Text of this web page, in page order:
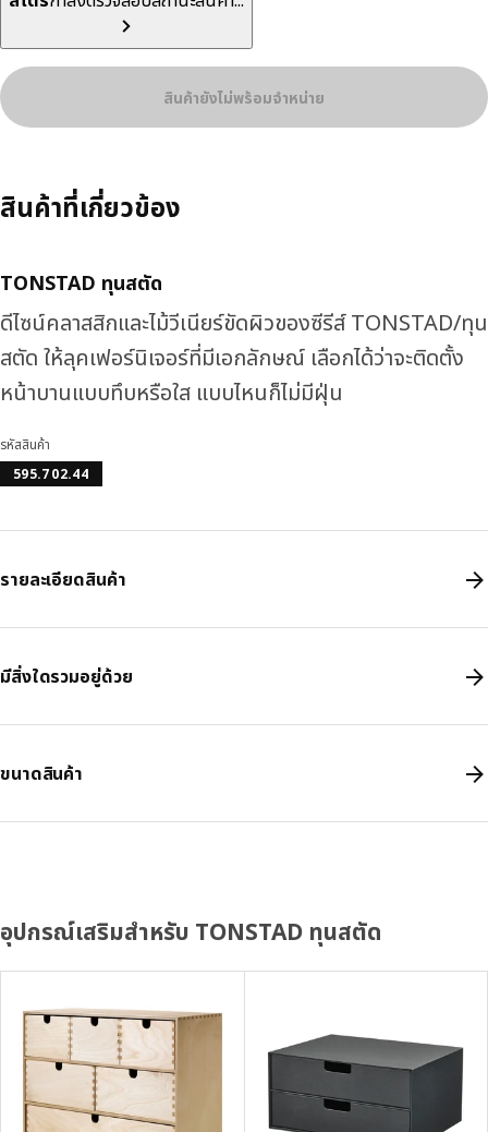
สินค้ายังไม่พร้อมจำหน่าย
สินค้าที่เกี่ยวข้อง
TONSTAD ทุนสตัด
ดีไซน์คลาสสิกและไม้วีเนียร์ขัดผิวของซีรีส์ TONSTAD/ทุน
สตัด ให้ลุคเฟอร์นิเจอร์ที่มีเอกลักษณ์ เลือกได้ว่าจะติดตั้ง
หน้าบานแบบทึบหรือใส แบบไหนก็ไม่มีฝุ่น
รหัสสินค้า
595.702.44
รายละเอียดสินค้า
มีสิ่งใดรวมอยู่ด้วย
ขนาดสินค้า
อุปกรณ์เสริมสำหรับ TONSTAD ทุนสตัด